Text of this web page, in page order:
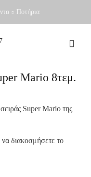
Ποτήρια
Mario 8τεμ.
Super Mario της
να διακοσμήσετε το